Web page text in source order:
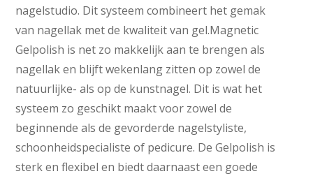
nagelstudio. Dit systeem combineert het gemak
van nagellak met de kwaliteit van gel.Magnetic
Gelpolish is net zo makkelijk aan te brengen als
nagellak en blijft wekenlang zitten op zowel de
natuur­lijke- als op de kunstnagel. Dit is wat het
systeem zo geschikt maakt voor zowel de
beginnende als de gevorderde nagelstyliste,
schoonheidspecialiste of pedicure. De Gelpolish is
sterk en flexibel en biedt daarnaast een goede